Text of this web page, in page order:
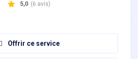
5,0 (6 avis)
Offrir ce service